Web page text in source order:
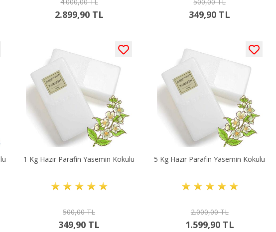
2.899,90 TL 349,90 TL
1 Kg Hazır Parafin Yasemin Kokulu
500,00 TL
349,90 TL
5 Kg Hazır Parafin Yasemin Kokulu
2.000,00 TL
1.599,90 TL